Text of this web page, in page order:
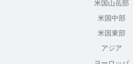
米国山岳部
米国中部
米国東部
アジア